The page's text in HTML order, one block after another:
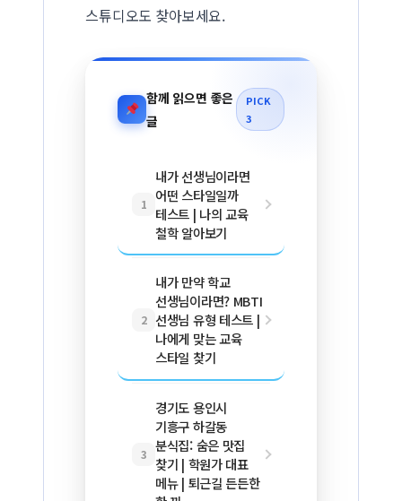
스튜디오도 찾아보세요.
함께 읽으면 좋은
글
PICK
3
1
내가 선생님이라면
어떤 스타일일까
테스트 | 나의 교육
철학 알아보기
2
내가 만약 학교
선생님이라면? MBTI
선생님 유형 테스트 |
나에게 맞는 교육
스타일 찾기
3
경기도 용인시
기흥구 하갈동
분식집: 숨은 맛집
찾기 | 학원가 대표
메뉴 | 퇴근길 든든한